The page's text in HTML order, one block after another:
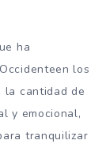
ha
los
la cantidad de
y emocional,
tranquilizar